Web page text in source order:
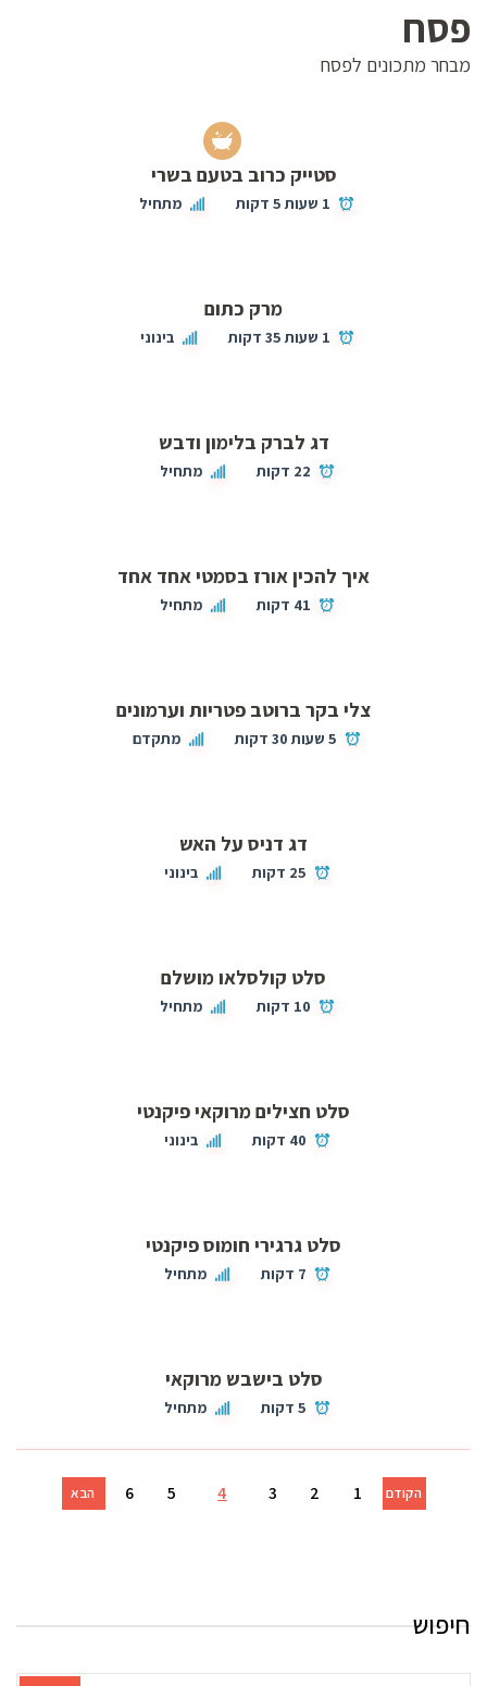
פסח
מבחר מתכונים לפסח
סטייק כרוב בטעם בשרי
1 שעות 5 דקות מתחיל
מרק כתום
1 שעות 35 דקות בינוני
דג לברק בלימון ודבש
22 דקות מתחיל
איך להכין אורז בסמטי אחד אחד
41 דקות מתחיל
צלי בקר ברוטב פטריות וערמונים
5 שעות 30 דקות מתקדם
דג דניס על האש
25 דקות בינוני
סלט קולסלאו מושלם
10 דקות מתחיל
סלט חצילים מרוקאי פיקנטי
40 דקות בינוני
סלט גרגירי חומוס פיקנטי
7 דקות מתחיל
סלט בישבש מרוקאי
5 דקות מתחיל
הקודם 1
2
3
4
5
6 הבא
חיפוש